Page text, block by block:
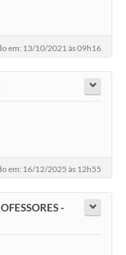
em: 13/10/2021 às 09h16
em: 16/12/2025 às 12h55
-